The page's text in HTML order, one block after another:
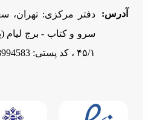
آدرس:
دفتر مرکزی: تهران،
۴۵/۱ ، کد پستی: 1998994583